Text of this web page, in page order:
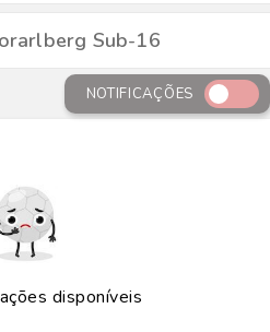
Sub-16
NOTIFICAÇÕES
disponíveis